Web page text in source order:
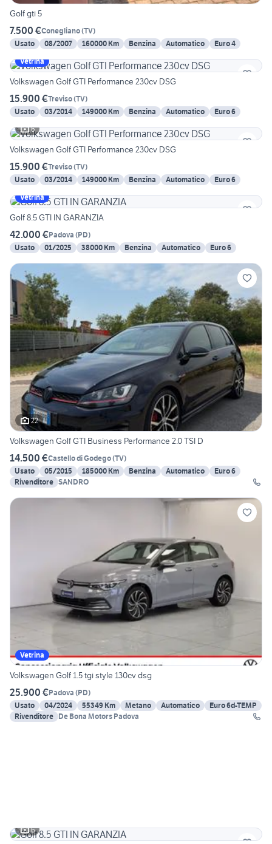
Golf gti 5
7.500 €Conegliano(TV)
Usato
08/2007 160000 Km Benzina Automatico
Euro 4
Vetrina
Volkswagen Golf GTI Performance 230cv DSG
15.900 €Treviso(TV)
Usato
03/2014 149000 Km Benzina Automatico
Euro 6
6
Volkswagen Golf GTI Performance 230cv DSG
15.900 €Treviso(TV)
Usato
03/2014 149000 Km Benzina Automatico
Euro 6
Vetrina
Golf 8.5 GTI IN GARANZIA
42.000 €Padova (PD)
Usato
01/2025 38000 Km Benzina Automatico Euro 6
22
Volkswagen Golf GTI Business Performance 2.0 TSI D
14.500 €Castello di Godego(TV)
Usato
05/2015 185000 Km Benzina Automatico
Euro 6
Rivenditore SANDRO
Vetrina
Volkswagen Golf 1.5 tgi style 130cv dsg
25.900 €Padova (PD)
Usato
04/2024 55349 Km Metano Automatico
Euro 6d-TEMP
Rivenditore De Bona Motors Padova
6